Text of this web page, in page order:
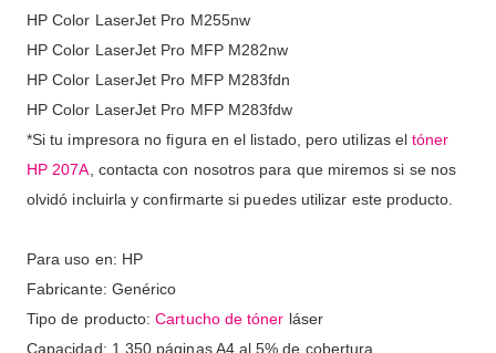
HP Color LaserJet Pro M255nw
HP Color LaserJet Pro MFP M282nw
HP Color LaserJet Pro MFP M283fdn
HP Color LaserJet Pro MFP M283fdw
*Si tu impresora no figura en el listado, pero utilizas eltóner
HP 207A , contacta con nosotros para que miremos si se nos
olvidó incluirla y confirmarte si puedes utilizar este producto.
Para uso en: HP
Fabricante: Genérico
Tipo de producto:Cartucho de tóner láser
Capacidad: 1.350 páginas A4 al 5% de cobertura